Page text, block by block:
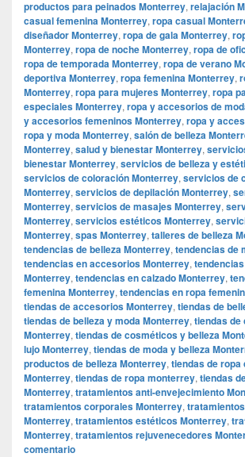
productos para peinados Monterrey, relajación
casual femenina Monterrey, ropa casual
diseñador Monterrey, ropa de gala Monterrey,
Monterrey, ropa de noche Monterrey, ropa de
ropa de temporada Monterrey, ropa de verano
deportiva Monterrey, ropa femenina Monterrey,
Monterrey, ropa para mujeres Monterrey, ropa
especiales Monterrey, ropa y accesorios de
y accesorios femeninos Monterrey, ropa y
ropa y moda Monterrey, salón de belleza
Monterrey, salud y bienestar Monterrey,
bienestar Monterrey, servicios de belleza y
servicios de coloración Monterrey, servicios de
Monterrey, servicios de depilación Monterrey,
Monterrey, servicios de masajes Monterrey,
Monterrey, servicios estéticos Monterrey,
Monterrey, spas Monterrey, talleres de belleza
tendencias de belleza Monterrey, tendencias de
tendencias en accesorios Monterrey,
Monterrey, tendencias en calzado Monterrey,
femenina Monterrey, tendencias en ropa
tiendas de accesorios Monterrey, tiendas de
tiendas de belleza y moda Monterrey, tiendas
Monterrey, tiendas de cosméticos y belleza
lujo Monterrey, tiendas de moda y belleza
productos de belleza Monterrey, tiendas de ropa
Monterrey, tiendas de ropa monterrey, tiendas
Monterrey, tratamientos anti-envejecimiento
tratamientos corporales Monterrey,
Monterrey, tratamientos estéticos Monterrey,
Monterrey, tratamientos rejuvenecedores
comentario